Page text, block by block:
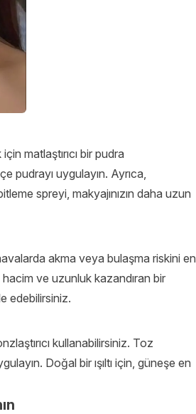
matlaştırıcı bir pudra
pudrayı uygulayın. Ayrıca,
spreyi, makyajınızın daha uzun
akma veya bulaşma riskini en
ve uzunluk kazandıran bir
edebilirsiniz.
kullanabilirsiniz. Toz
Doğal bir ışıltı için, güneşe en